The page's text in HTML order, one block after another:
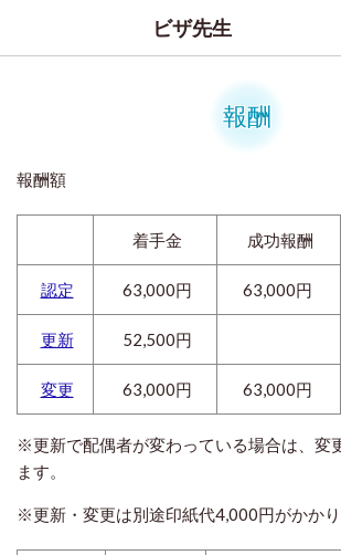
ビザ先生
報酬
報酬額
着手金 成功報酬
認定 63,000円 63,000円
更新 52,500円
変更 63,000円 63,000円
※更新で配偶者が変わっている場合は、変
ます。
※更新・変更は別途印紙代4,000円がかかり